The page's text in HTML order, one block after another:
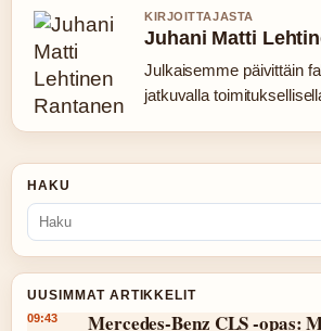
KIRJOITTAJASTA
Juhani Matti
Julkaisemme päivittäin
jatkuvalla
HAKU
UUSIMMAT ARTIKKELIT
09:43 Mercedes-Benz CLS -opas: